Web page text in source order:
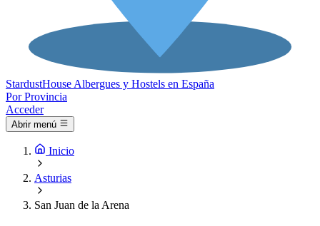
StardustHouse Albergues y Hostels en España
Por Provincia
Acceder
Abrir menú
Inicio
Asturias
San Juan de la Arena